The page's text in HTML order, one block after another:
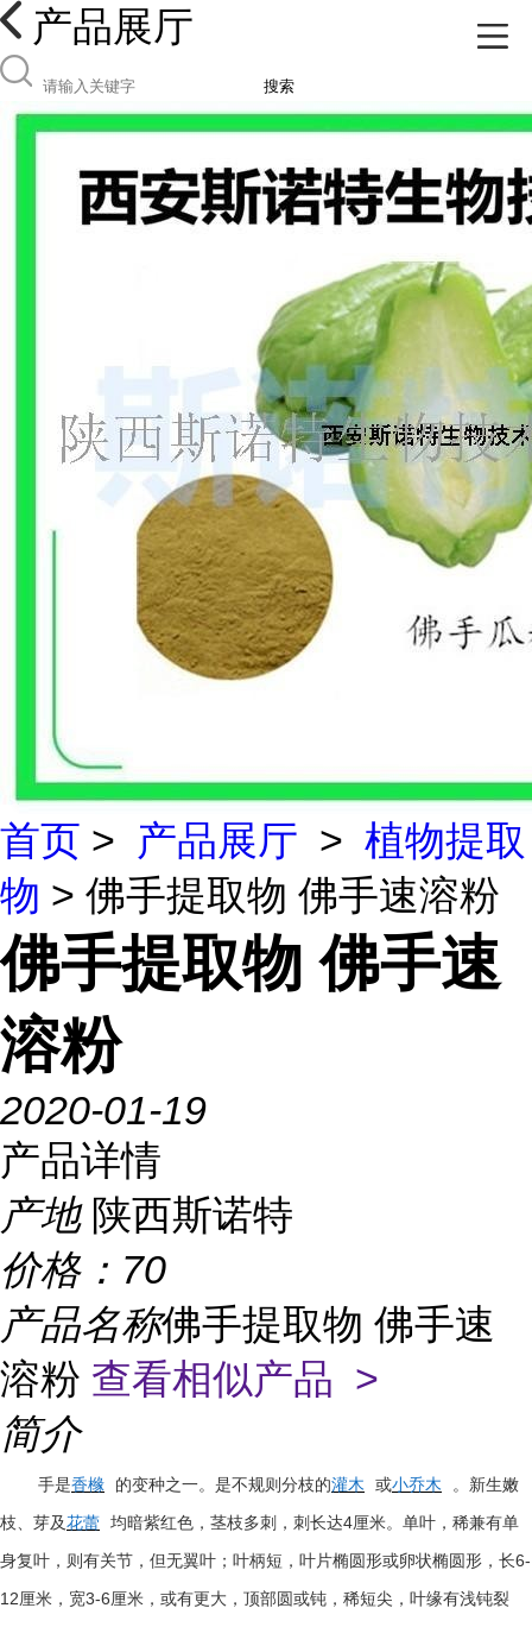
产品展厅
搜索
首页 > 产品展厅 > 植物提取
物 > 佛手提取物 佛手速溶粉
佛手提取物 佛手速
溶粉
2020-01-19
产品详情
产地 陕西斯诺特
价格： 70
产品名称佛手提取物 佛手速
溶粉 查看相似产品 >
简介
手是香橼 的变种之一。是不规则分枝的灌木 或小乔木 。新生嫩
枝、芽及花蕾 均暗紫红色，茎枝多刺，刺长达4厘米。单叶，稀兼有单
身复叶，则有关节，但无翼叶；叶柄短，叶片椭圆形或卵状椭圆形，长6-
12厘米，宽3-6厘米，或有更大，顶部圆或钝，稀短尖，叶缘有浅钝裂